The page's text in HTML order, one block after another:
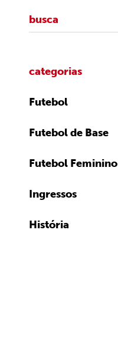
categorias
Futebol
Futebol de Base
Futebol Feminino
Ingressos
História